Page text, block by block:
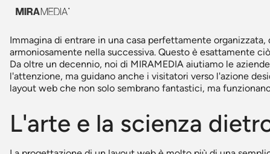
Immagina di entrare in una casa perfettamente
armoniosamente nella successiva. Questo è esattamente
Da oltre un decennio, noi di MIRAMEDIA aiutiamo le
l'attenzione, ma guidano anche i visitatori verso l'azione
layout web che non solo sembrano fantastici, ma
L'arte e la scienza